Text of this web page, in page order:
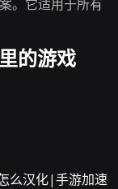
。它适用于所有
的游戏
么汉化|手游加速